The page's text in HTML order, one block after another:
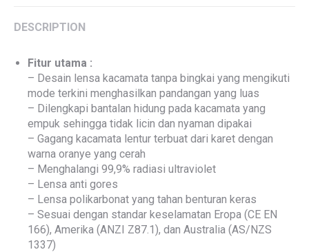
DESCRIPTION
Fitur utama :
– Desain lensa kacamata tanpa bingkai yang mengikuti
mode terkini menghasilkan pandangan yang luas
– Dilengkapi bantalan hidung pada kacamata yang
empuk sehingga tidak licin dan nyaman dipakai
– Gagang kacamata lentur terbuat dari karet dengan
warna oranye yang cerah
– Menghalangi 99,9% radiasi ultraviolet
– Lensa anti gores
– Lensa polikarbonat yang tahan benturan keras
– Sesuai dengan standar keselamatan Eropa (CE EN
166), Amerika (ANZI Z87.1), dan Australia (AS/NZS
1337)